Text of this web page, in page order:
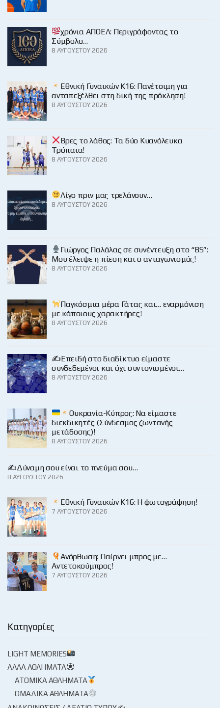
χρόνια ΑΠΟΕΛ: Περιγράφοντας το
Σύμβολο…
8 ΑΥΓΟΎΣΤΟΥ 2026
Εθνική Γυναικών Κ16: Πανέτοιμη για
ανταπεξέλθει στη δική της πρόκληση!
8 ΑΥΓΟΎΣΤΟΥ 2026
Βρες το λάθος: Τα δύο Κυανόλευκα
Τρόπαια!
8 ΑΥΓΟΎΣΤΟΥ 2026
Λίγο πριν μας τρελάνουν…
8 ΑΥΓΟΎΣΤΟΥ 2026
Γιώργος Παλάλας σε συνέντευξη στο “BS”:
Μου έλειψε η πίεση και ο ανταγωνισμός!
8 ΑΥΓΟΎΣΤΟΥ 2026
Παγκόσμια μέρα Γάτας και… εναρμόνιση
με κάποιους χαρακτήρες!
8 ΑΥΓΟΎΣΤΟΥ 2026
✍️Επειδή στο διαδίκτυο είμαστε
συνδεδεμένοι και όχι συντονισμένοι…
8 ΑΥΓΟΎΣΤΟΥ 2026
Ουκρανία-Κύπρος: Να είμαστε
διεκδικητές (Σύνδεσμος ζωντανής
μετάδοσης)!
8 ΑΥΓΟΎΣΤΟΥ 2026
✍️Δύναμη σου είναι το πνεύμα σου…
8 ΑΥΓΟΎΣΤΟΥ 2026
Εθνική Γυναικών Κ16: Η φωτογράφηση!
7 ΑΥΓΟΎΣΤΟΥ 2026
Ανόρθωση: Παίρνει μπρος με…
Αντετοκούμπρος!
7 ΑΥΓΟΎΣΤΟΥ 2026
Κατηγορίες
LIGHT MEMORIES
ΆΛΛΑ ΑΘΛΉΜΑΤΑ
ΑΤΟΜΙΚΆ ΑΘΛΉΜΑΤΑ
ΟΜΑΔΙΚΆ ΑΘΛΉΜΑΤΑ